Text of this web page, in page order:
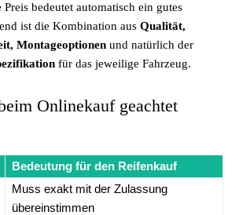
bedeutet automatisch ein gutes
ist die Kombination aus Qualität,
Montageoptionen und natürlich der
für das jeweilige Fahrzeug.
Onlinekauf geachtet
Bedeutung für den Reifenkauf
Muss exakt mit der Zulassung
übereinstimmen